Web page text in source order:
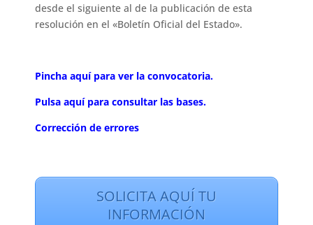
desde el siguiente al de la publicación de esta
resolución en el «Boletín Oficial del Estado».
Pincha aquí para ver la convocatoria.
Pulsa aquí para consultar las bases.
Corrección de errores
SOLICITA AQUÍ TU
INFORMACIÓN